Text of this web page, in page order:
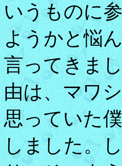
いうものに
ようかと悩
言ってきま
由は、マワ
思っていた
しました。